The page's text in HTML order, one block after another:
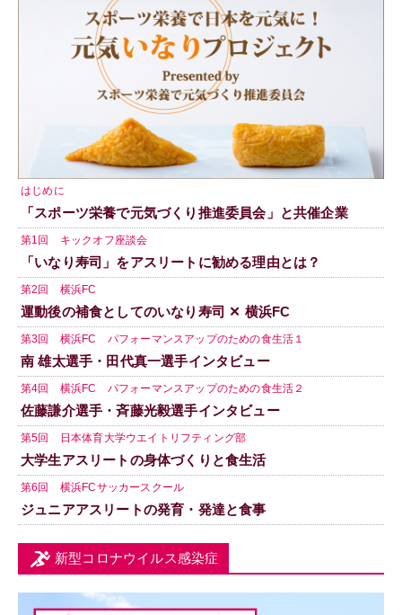
はじめに
「スポーツ栄養で元気づくり推進委員会」と共催企業
第1回 キックオフ座談会
「いなり寿司」をアスリートに勧める理由とは？
第2回 横浜FC
運動後の補食としてのいなり寿司 ✕ 横浜FC
第3回 横浜FC パフォーマンスアップのための食生活１
南 雄太選手・田代真一選手インタビュー
第4回 横浜FC パフォーマンスアップのための食生活２
佐藤謙介選手・斉藤光毅選手インタビュー
第5回 日本体育大学ウエイトリフティング部
大学生アスリートの身体づくりと食生活
第6回 横浜FCサッカースクール
ジュニアアスリートの発育・発達と食事
新型コロナウイルス感染症